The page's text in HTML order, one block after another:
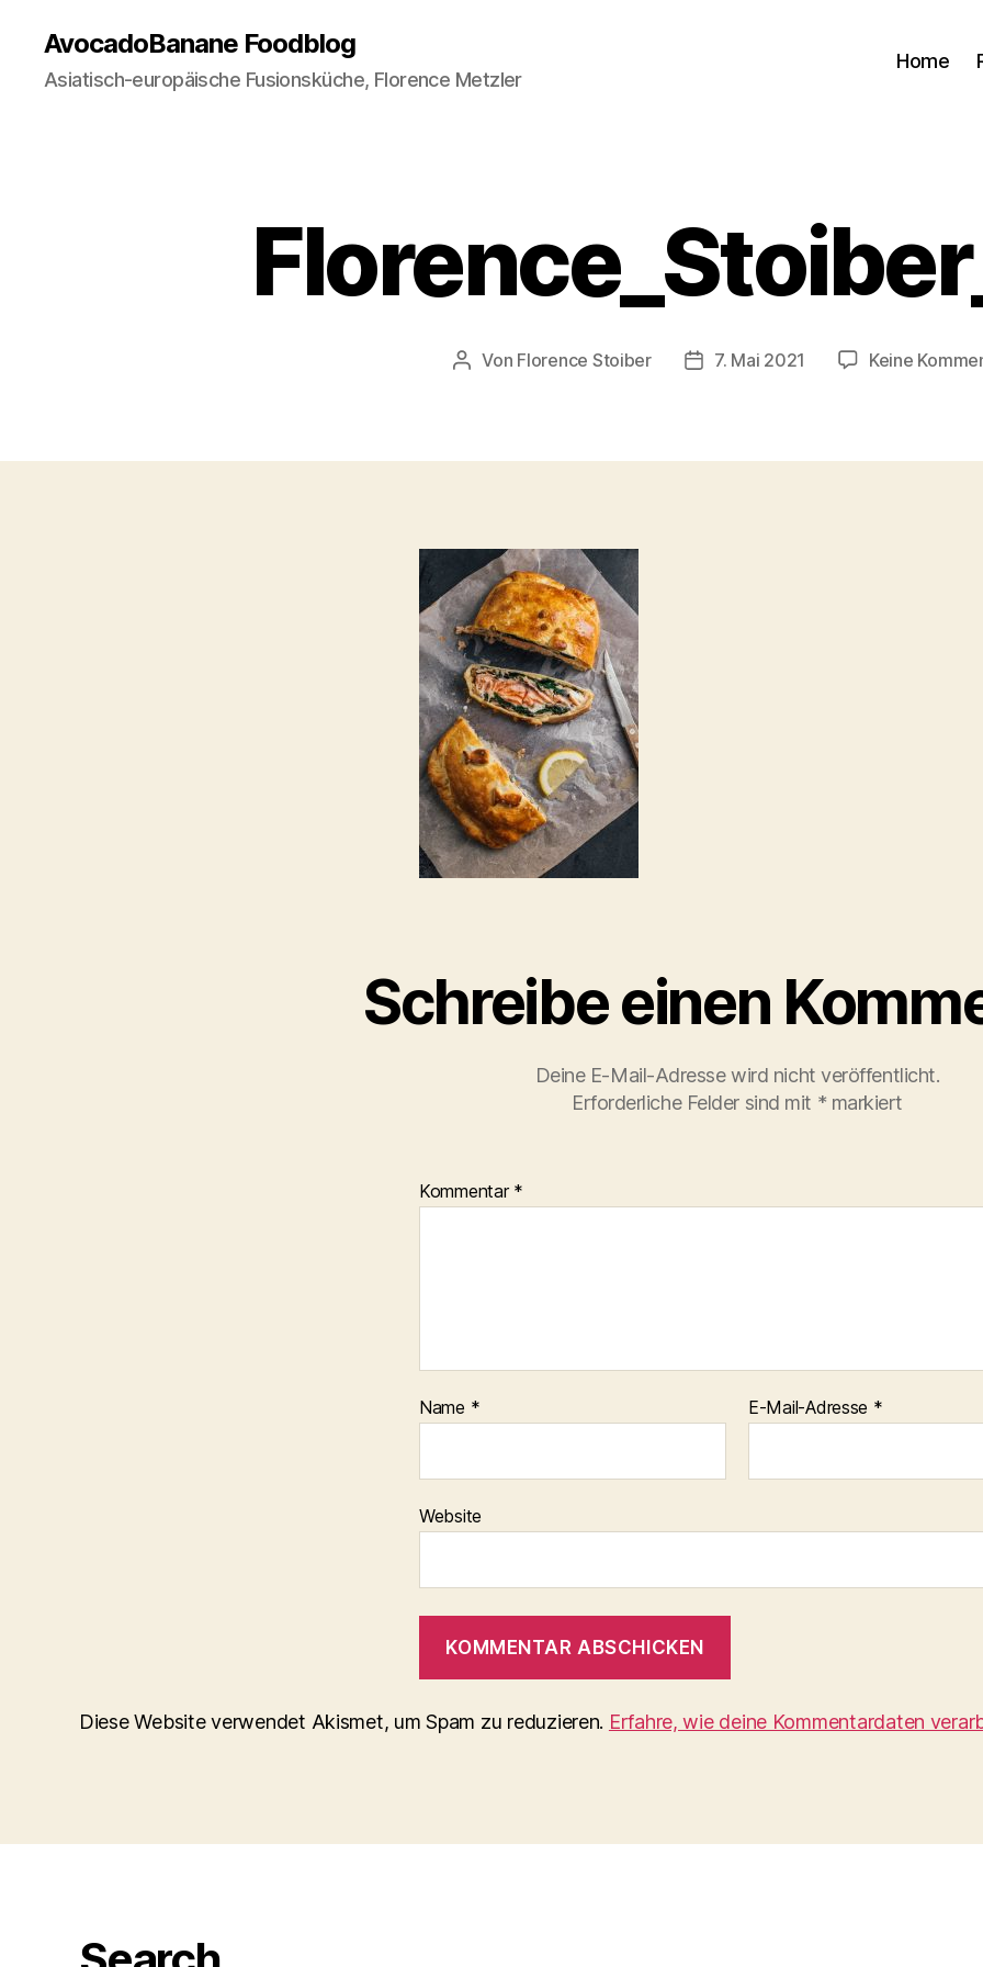
AvocadoBanane Foodblog
Asiatisch-europäische Fusionsküche, Florence Metzler
Home
Beitragsautor
Von Florence Stoiber Veröffentlichungsdatum
7. Mai 2021 Keine
Schreibe einen
Deine E-Mail-Adresse wird nicht veröffentlicht.
Erforderliche Felder sind mit * markiert
Kommentar *
Name * E-Mail-Adresse *
Website
Diese Website verwendet Akismet, um Spam zu reduzieren. Erfahre, wie deine Kommentardaten